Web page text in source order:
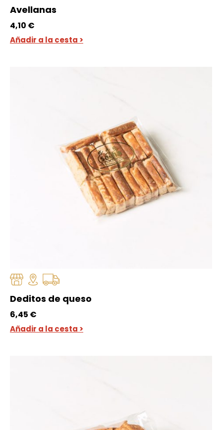
Avellanas
4,10 €
Añadir a la cesta >
Deditos de queso
6,45 €
Añadir a la cesta >